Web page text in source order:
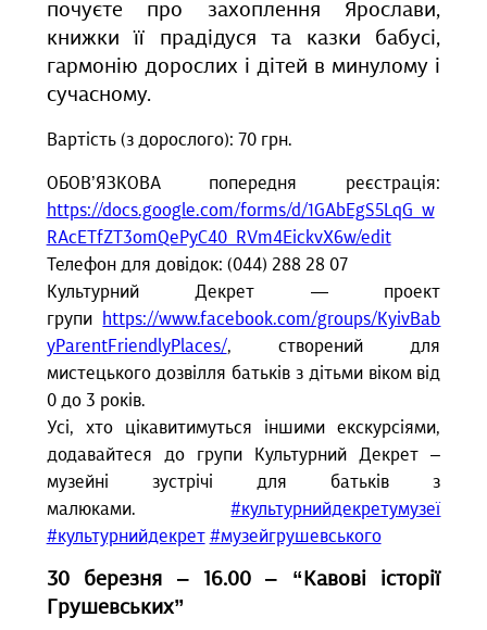
почуєте про захоплення Ярослави,
книжки її прадідуся та казки бабусі,
гармонію дорослих і дітей в минулому і
сучасному.
Вартість (з дорослого): 70 грн.
ОБОВ’ЯЗКОВА попередня реєстрація:
https://docs.google.com/forms/d/1GAbEgS5LqG_w
RAcETfZT3omQePyC40_RVm4EickvX6w/edit
Телефон для довідок: (044) 288 28 07
Культурний Декрет — проект
групи https://www.facebook.com/groups/KyivBab
yParentFriendlyPlaces/, створений для
мистецького дозвілля батьків з дітьми віком від
0 до 3 років.
Усі, хто цікавитимуться іншими екскурсіями,
додавайтеся до групи Культурний Декрет –
музейні зустрічі для батьків з
малюками.#культурнийдекретумузеї
#культурнийдекрет #музейгрушевського
30 березня ‒ 16.00 ‒ “Кавові історії
Грушевських”